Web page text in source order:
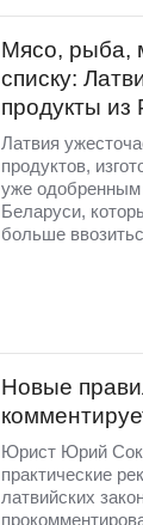
Мясо, рыба,
списку:
продукты из
Латвия
продуктов,
уже одобренным
Беларуси,
больше
Новые
Юрист Юрий
практические
латвийских